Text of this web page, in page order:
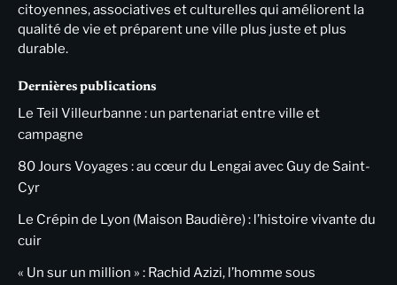
citoyennes, associatives et culturelles qui améliorent la
qualité de vie et préparent une ville plus juste et plus
durable.
Dernières publications
Le Teil Villeurbanne : un partenariat entre ville et
campagne
80 Jours Voyages : au cœur du Lengai avec Guy de Saint-
Cyr
Le Crépin de Lyon (Maison Baudière) : l’histoire vivante du
cuir
« Un sur un million » : Rachid Azizi, l’homme sous